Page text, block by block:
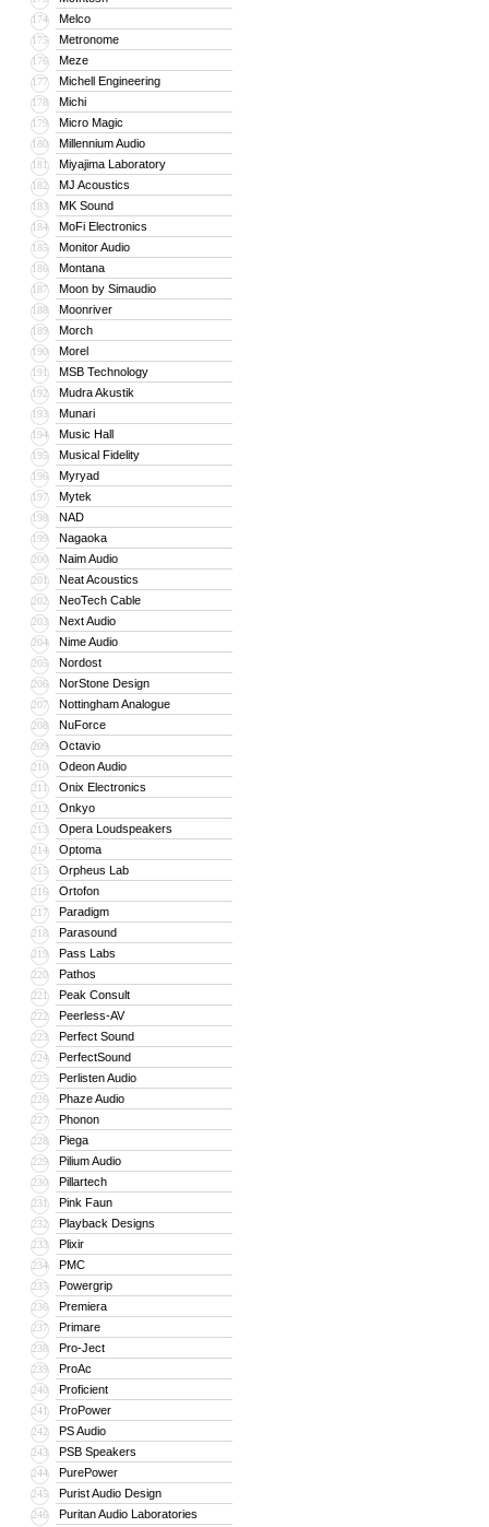
174 Melco
175 Metronome
176 Meze
177 Michell Engineering
178 Michi
179 Micro Magic
180 Millennium Audio
181 Miyajima Laboratory
182 MJ Acoustics
183 MK Sound
184 MoFi Electronics
185 Monitor Audio
186 Montana
187 Moon by Simaudio
188 Moonriver
189 Morch
190 Morel
191 MSB Technology
192 Mudra Akustik
193 Munari
194 Music Hall
195 Musical Fidelity
196 Myryad
197 Mytek
198 NAD
199 Nagaoka
200 Naim Audio
201 Neat Acoustics
202 NeoTech Cable
203 Next Audio
204 Nime Audio
205 Nordost
206 NorStone Design
207 Nottingham Analogue
208 NuForce
209 Octavio
210 Odeon Audio
211 Onix Electronics
212 Onkyo
213 Opera Loudspeakers
214 Optoma
215 Orpheus Lab
216 Ortofon
217 Paradigm
218 Parasound
219 Pass Labs
220 Pathos
221 Peak Consult
222 Peerless-AV
223 Perfect Sound
224 PerfectSound
225 Perlisten Audio
226 Phaze Audio
227 Phonon
228 Piega
229 Pilium Audio
230 Pillartech
231 Pink Faun
232 Playback Designs
233 Plixir
234 PMC
235 Powergrip
236 Premiera
237 Primare
238 Pro-Ject
239 ProAc
240 Proficient
241 ProPower
242 PS Audio
243 PSB Speakers
244 PurePower
245 Purist Audio Design
246 Puritan Audio Laboratories